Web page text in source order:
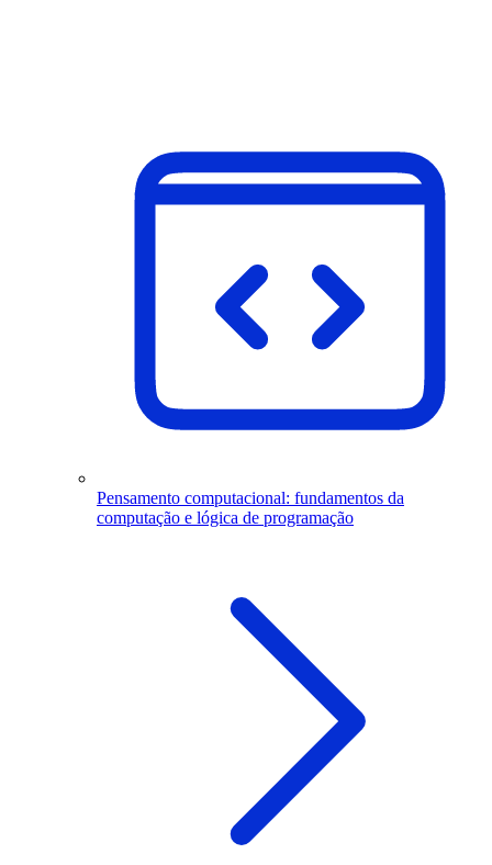
Pensamento computacional: fundamentos da
computação e lógica de programação